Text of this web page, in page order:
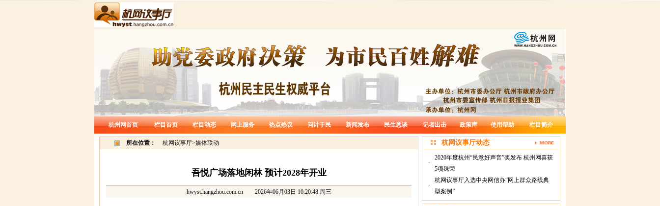
杭州网首页 栏目首页 栏目动态 网上服务 热点热议 问计于民 新闻发布 民生恳谈 记者出击 政策库 使用帮助 栏目简介
所在位置： 杭网议事厅>媒体联动
吾悦广场落地闲林 预计2028年开业
hwyst.hangzhou.com.cn2026年06月03日 10:20:48 周三
杭网议事厅动态
·
2020年度杭州“民意好声音”奖发布 杭州网喜获
5项殊荣
·
杭网议事厅入选中央网信办“网上群众路线典
型案例”